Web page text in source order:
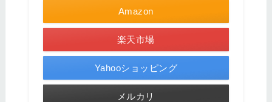
Amazon
楽天市場
Yahooショッピング
メルカリ